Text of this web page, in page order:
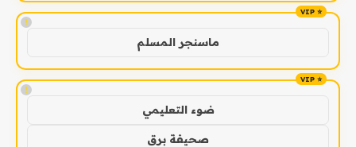
!
ماسنجر المسلم
!
ضوء التعليمي
صحيفة برق